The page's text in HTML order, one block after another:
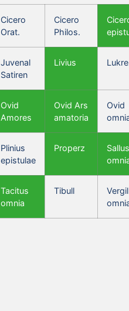
Cicero
Orat.
Cicero
Philos.
Juvenal
Satiren
Livius
Ovid
Amores
Ovid Ars
amatoria
Ovid
Plinius
epistulae
Properz
Tacitus
omnia
Tibull
Vergil